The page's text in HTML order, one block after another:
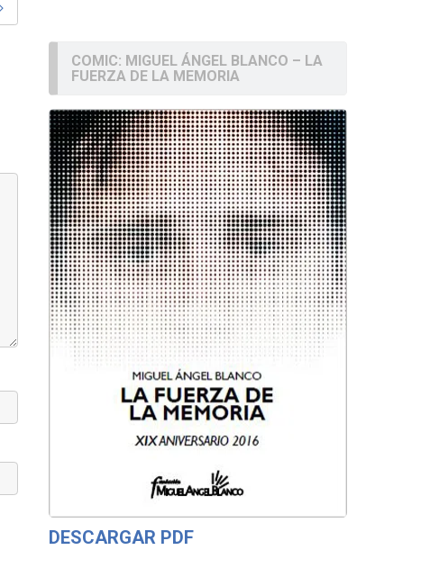
COMIC: MIGUEL ÁNGEL BLANCO – LA
FUERZA DE LA MEMORIA
DESCARGAR PDF